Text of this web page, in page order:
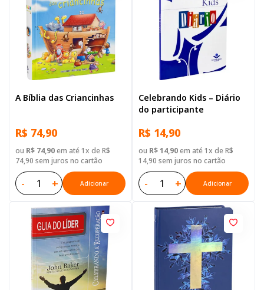
A Bíblia das Criancinhas
R$ 74,90
ou R$ 74,90em até 1x de R$
74,90 sem juros no cartão
- + Adicionar
Celebrando Kids – Diário
do participante
R$ 14,90
ou R$ 14,90em até 1x de R$
14,90 sem juros no cartão
- + Adicionar